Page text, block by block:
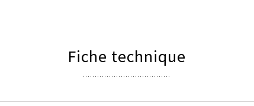
Fiche technique